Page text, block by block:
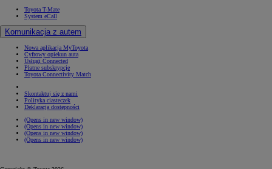
Toyota T-Mate
System eCall
Komunikacja z autem
Nowa aplikacja MyToyota
Cyfrowy opiekun auta
Usługi Connected
Płatne subskrypcje
Toyota Connectivity Match
Skontaktuj się z nami
Polityka ciasteczek
Deklaracja dostępności
(Opens in new window)
(Opens in new window)
(Opens in new window)
(Opens in new window)